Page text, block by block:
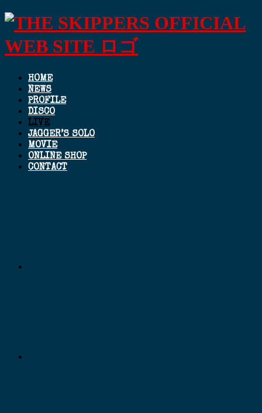
HOME
NEWS
PROFILE
DISCO
LIVE
JAGGER’S SOLO
MOVIE
ONLINE SHOP
CONTACT